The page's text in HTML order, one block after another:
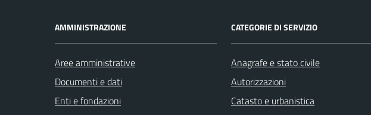
AMMINISTRAZIONE
Aree amministrative
Documenti e dati
Enti e fondazioni
CATEGORIE DI SERVIZIO
Anagrafe e stato civile
Autorizzazioni
Catasto e urbanistica